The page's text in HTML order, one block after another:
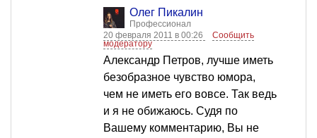
Олег Пикалин
Профессионал
20 февраля 2011 в 00:26
Сообщить
модератору
Александр Петров, лучше иметь
безобразное чувство юмора,
чем не иметь его вовсе. Так ведь
и я не обижаюсь. Судя по
Вашему комментарию, Вы не